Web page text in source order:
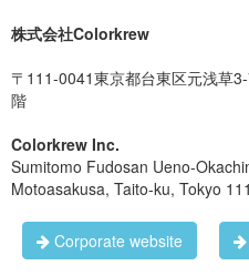
Power Up Camp
これまでに実施してきた施策で
議論しきる」といったようなコ
ートできていないと感じておりま
が、置かれている状況を前提から
状のままで本当に良いのか話し合
熱く議論する場」が必要だと感じ
ーダー層を中心に合宿を企画して
ートする施策を始めようとしてい
場所で寝食を共にし、熱く語り
よりパワーアップしてくれること
では約60%近くの社員が全社的な
摘しました。 （逆に、「日常的
ーやチーム内におけるコミュニケ
いう」コメントは非常に多かった
サイロ化を防ぐためにも、引き
ン機会を増やすための試行錯誤
株式会社Colorkrew
〒111-0041東京都台東区元浅草
階
Colorkrew Inc.
Sumitomo Fudosan Ueno-
Motoasakusa, Taito-ku, Tokyo
Corporate website